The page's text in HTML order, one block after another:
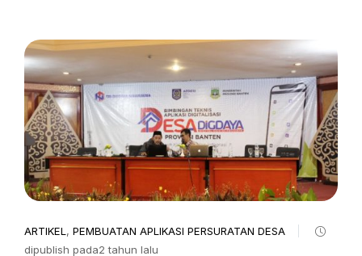
ARTIKEL , PEMBUATAN APLIKASI PERSURATAN DESA
dipublish pada2 tahun lalu